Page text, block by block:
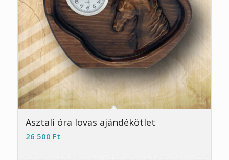
5.00
Asztali óra lovas ajándékötlet
26 500 Ft